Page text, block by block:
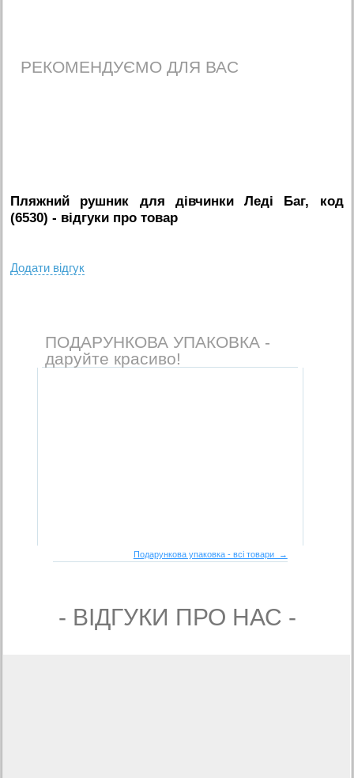
РЕКОМЕНДУЄМО ДЛЯ ВАС
Пляжний рушник для дівчинки Леді Баг, код
(6530) - вiдгуки про товар
Додати вiдгук
ПОДАРУНКОВА УПАКОВКА -
даруйте красиво!
Подарункова упаковка - всі товари →
- ВIДГУКИ ПРО НАС -